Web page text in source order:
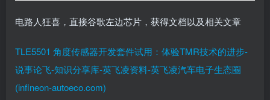
电路人狂喜，直接谷歌左边芯片，获得文档以及相关文章
TLE5501 角度传感器开发套件试用：体验TMR技术的进步-
说事论飞-知识分享库-英飞凌资料-英飞凌汽车电子生态圈
(infineon-autoeco.com)